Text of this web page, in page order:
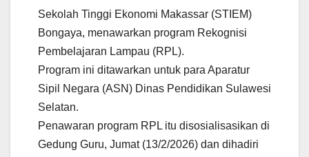
Sekolah Tinggi Ekonomi Makassar (STIEM)
Bongaya, menawarkan program Rekognisi
Pembelajaran Lampau (RPL).
Program ini ditawarkan untuk para Aparatur
Sipil Negara (ASN) Dinas Pendidikan Sulawesi
Selatan.
Penawaran program RPL itu disosialisasikan di
Gedung Guru, Jumat (13/2/2026) dan dihadiri